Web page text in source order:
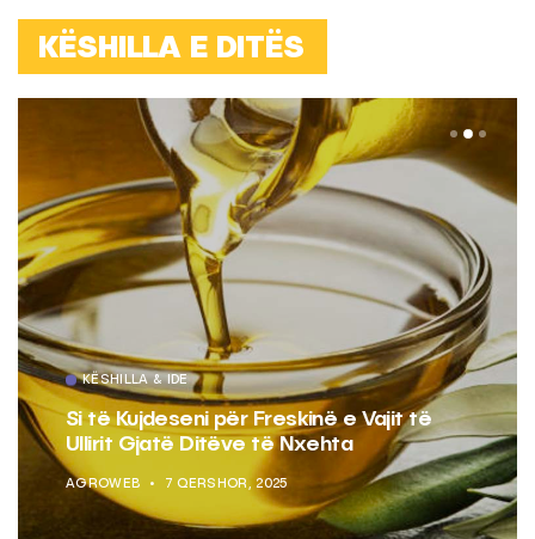
KËSHILLA E DITËS
KËSHILLA & IDE
Si të Kujdeseni për Freskinë e Vajit të
Ullirit Gjatë Ditëve të Nxehta
AGROWEB 7 QERSHOR, 2025